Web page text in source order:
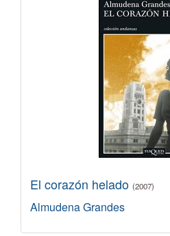
El corazón helado (2007)
Almudena Grandes